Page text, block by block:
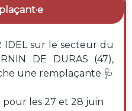
IDEL sur le secteur du
DE DURAS (47),
une remplaçante 🩺
les 27 et 28 juin